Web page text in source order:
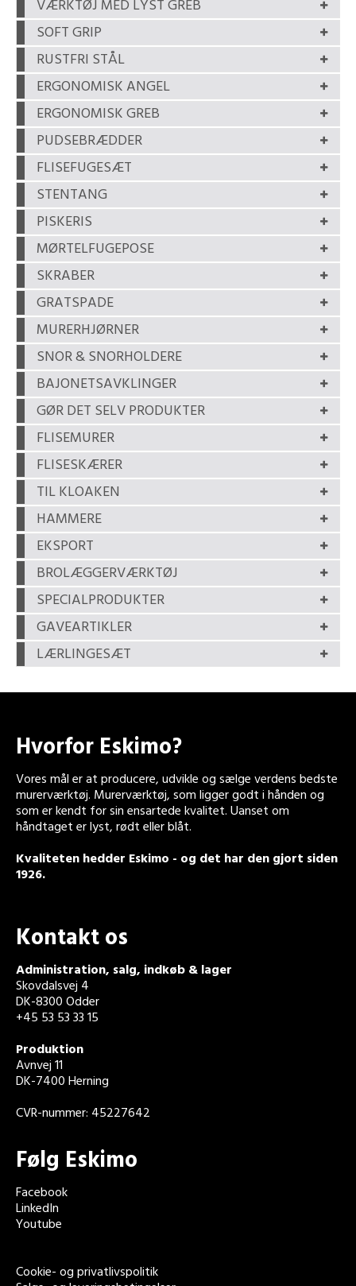
VÆRKTØJ MED LYST GREB
SOFT GRIP
RUSTFRI STÅL
ERGONOMISK ANGEL
ERGONOMISK GREB
PUDSEBRÆDDER
FLISEFUGESÆT
STENTANG
PISKERIS
MØRTELFUGEPOSE
SKRABER
GRATSPADE
MURERHJØRNER
SNOR & SNORHOLDERE
BAJONETSAVKLINGER
GØR DET SELV PRODUKTER
FLISEMURER
FLISESKÆRER
TIL KLOAKEN
HAMMERE
EKSPORT
BROLÆGGERVÆRKTØJ
SPECIALPRODUKTER
GAVEARTIKLER
LÆRLINGESÆT
Hvorfor Eskimo?
Vores mål er at producere, udvikle og sælge verdens bedste
murerværktøj. Murerværktøj, som ligger godt i hånden og
som er kendt for sin ensartede kvalitet. Uanset om
håndtaget er lyst, rødt eller blåt.
Kvaliteten hedder Eskimo - og det har den gjort siden
1926.
Kontakt os
Administration, salg, indkøb & lager
Skovdalsvej 4
DK-8300 Odder
+45 53 53 33 15
Produktion
Avnvej 11
DK-7400 Herning
CVR-nummer: 45227642
Følg Eskimo
Facebook
LinkedIn
Youtube
Cookie- og privatlivspolitik